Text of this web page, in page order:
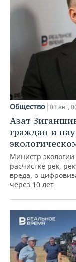
Общество 03 авг,
Азат
граждан и
Министр
расчистке рек,
вреда, о
через 10 лет